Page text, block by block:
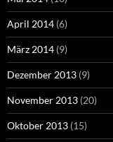
April 2014 (6)
März 2014 (9)
Dezember 2013 (9)
November 2013 (20)
Oktober 2013 (15)